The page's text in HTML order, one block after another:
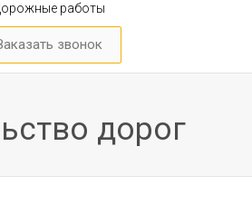
работы
звонок
дорог